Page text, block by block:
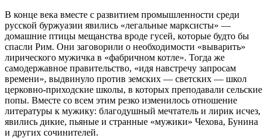
В конце века вместе с развитием промышленности среди
русской буржуазии явились «легальные марксисты» —
домашние птицы мещанства вроде гусей, которые будто бы
спасли Рим. Они заговорили о необходимости «выварить»
лирического мужичка в «фабричном котле». Тогда же
самодержавное правительство, «идя навстречу запросам
времени», выдвинуло против земских — светских — школ
церковно-приходские школы, в которых преподавали сельские
попы. Вместе со всем этим резко изменилось отношение
литературы к мужику: благодушный мечтатель и лирик исчез,
явились дикие, пьяные и странные «мужики» Чехова, Бунина
и других сочинителей.